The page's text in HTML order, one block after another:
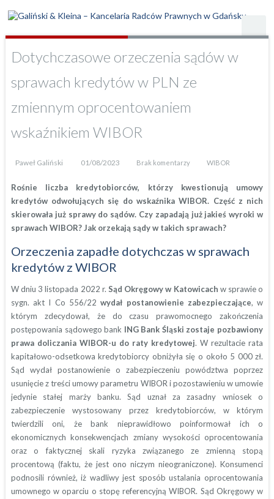
Dotychczasowe orzeczenia sądów w
sprawach kredytów w PLN ze
zmiennym oprocentowaniem
wskaźnikiem WIBOR
Paweł Galiński 01/08/2023 Brak komentarzy WIBOR
Rośnie liczba kredytobiorców, którzy kwestionują umowy
kredytów odwołujących się do wskaźnika WIBOR. Część z nich
skierowała już sprawy do sądów. Czy zapadają już jakieś wyroki w
sprawach WIBOR? Jak orzekają sądy w takich sprawach?
Orzeczenia zapadłe dotychczas w sprawach
kredytów z WIBOR
W dniu 3 listopada 2022 r. Sąd Okręgowy w Katowicach w sprawie o
sygn. akt I Co 556/22wydał postanowienie zabezpieczające, w
którym zdecydował, że do czasu prawomocnego zakończenia
postępowania sądowego bank ING Bank Śląski zostaje pozbawiony
prawa doliczania WIBOR-u do raty kredytowej. W rezultacie rata
kapitałowo-odsetkowa kredytobiorcy obniżyła się o około 5 000 zł.
Sąd wydał postanowienie o zabezpieczeniu powództwa poprzez
usunięcie z treści umowy parametru WIBOR i pozostawieniu w umowie
jedynie stałej marży banku. Sąd uznał za zasadny wniosek o
zabezpieczenie wystosowany przez kredytobiorców, w którym
twierdzili oni, że bank nieprawidłowo poinformował ich o
ekonomicznych konsekwencjach zmiany wysokości oprocentowania
oraz o faktycznej skali ryzyka związanego ze zmienną stopą
procentową (faktu, że jest ono niczym nieograniczone). Konsumenci
podnosili również, iż wadliwy jest sposób ustalania oprocentowania
umownego w oparciu o stopę referencyjną WIBOR. Sąd Okręgowy w